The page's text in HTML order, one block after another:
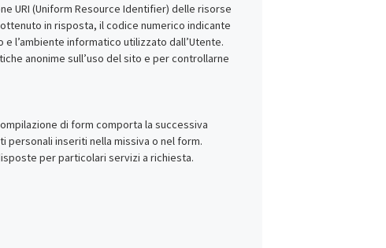
URI (Uniform Resource Identifier) delle risorse
in risposta, il codice numerico indicante
l’ambiente informatico utilizzato dall’Utente.
anonime sull’uso del sito e per controllarne
di form comporta la successiva
inseriti nella missiva o nel form.
per particolari servizi a richiesta.